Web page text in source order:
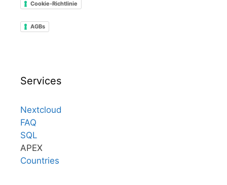
Cookie-Richtlinie
AGBs
Services
Nextcloud
FAQ
SQL
APEX
Countries